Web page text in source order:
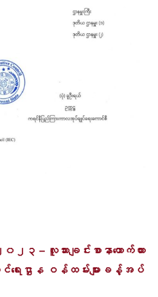
လူသားချင်းစာနာထောက်ထား
ရေးဌာန ဝန်ထမ်းများခန့်အပ်